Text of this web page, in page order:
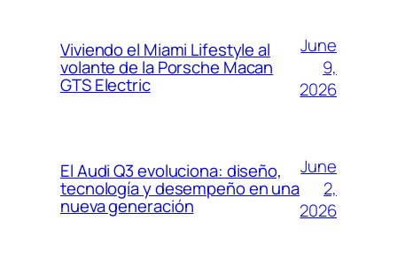
Viviendo el Miami Lifestyle al
volante de la Porsche Macan
GTS Electric
June
9,
2026
El Audi Q3 evoluciona: diseño,
tecnología y desempeño en una
nueva generación
June
2,
2026